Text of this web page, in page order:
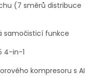
(7 směrů distribuce
samočisticí funkce
4-in-1
kompresoru s AI